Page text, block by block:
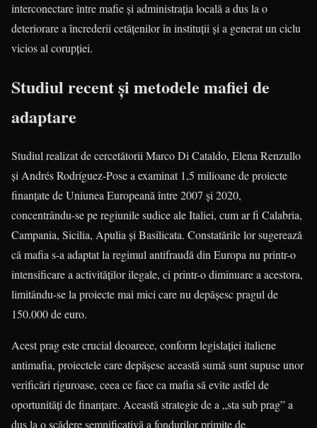
interconectare între mafie și administrația locală a dus la o
deteriorare a încrederii cetățenilor în instituții și a generat un ciclu
vicios al corupției.
Studiul recent și metodele mafiei de
adaptare
Studiul realizat de cercetătorii Marco Di Cataldo, Elena Renzullo
și Andrés Rodríguez-Pose a examinat 1,5 milioane de proiecte
finanțate de Uniunea Europeană între 2007 și 2020,
concentrându-se pe regiunile sudice ale Italiei, cum ar fi Calabria,
Campania, Sicilia, Apulia și Basilicata. Constatările lor sugerează
că mafia s-a adaptat la regimul antifraudă din Europa nu printr-o
intensificare a activităților ilegale, ci printr-o diminuare a acestora,
limitându-se la proiecte mai mici care nu depășesc pragul de
150.000 de euro.
Acest prag este crucial deoarece, conform legislației italiene
antimafia, proiectele care depășesc această sumă sunt supuse unor
verificări riguroase, ceea ce face ca mafia să evite astfel de
oportunități de finanțare. Această strategie de a „sta sub prag” a
dus la o scădere semnificativă a fondurilor primite de